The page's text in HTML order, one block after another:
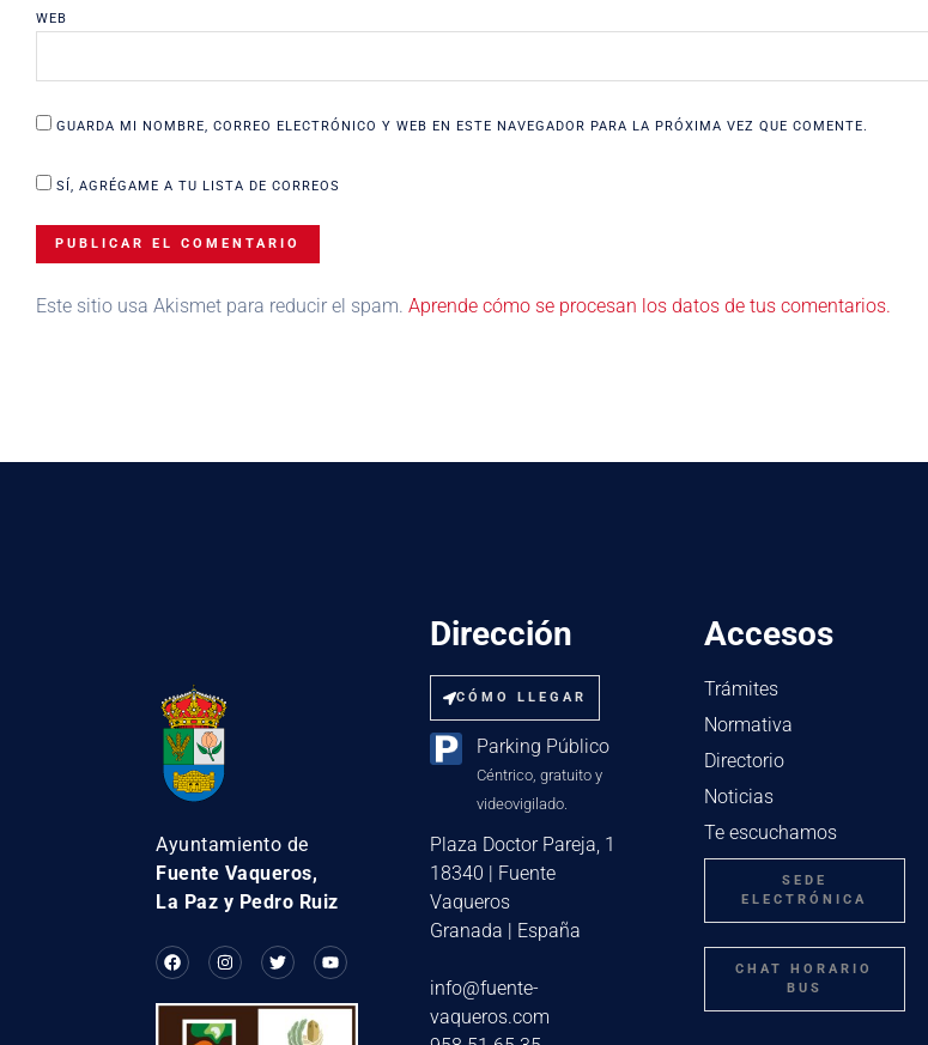
WEB
GUARDA MI NOMBRE, CORREO ELECTRÓNICO Y WEB EN ESTE NAVEGADOR PARA LA PRÓXIMA VEZ QUE COMENTE.
SÍ, AGRÉGAME A TU LISTA DE CORREOS
Este sitio usa Akismet para reducir el spam. Aprende cómo se procesan los datos de tus comentarios.
Ayuntamiento de
Fuente Vaqueros,
La Paz y Pedro Ruiz
Dirección
CÓMO LLEGAR
Parking Público
Céntrico, gratuito y
videovigilado.
Plaza Doctor Pareja, 1
18340 | Fuente
Vaqueros
Granada | España
info@fuente-
vaqueros.com
Accesos
Trámites
Normativa
Directorio
Noticias
Te escuchamos
SEDE
ELECTRÓNICA
CHAT HORARIO
BUS